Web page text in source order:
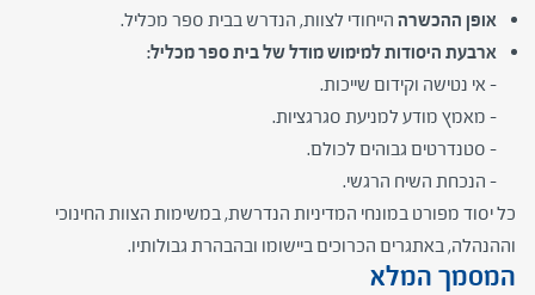
אופן ההכשרה הייחודי לצוות, הנדרש בבית ספר מכליל.
ארבעת היסודות למימוש מודל של בית ספר מכליל:
– אי נטישה וקידום שייכות.
– מאמץ מודע למניעת סגרגציות.
– סטנדרטים גבוהים לכולם.
– הנכחת השיח הרגשי.
כל יסוד מפורט במונחי המדיניות הנדרשת, במשימות הצוות החינוכי
וההנהלה, באתגרים הכרוכים ביישומו ובהבהרת גבולותיו.
המסמך המלא